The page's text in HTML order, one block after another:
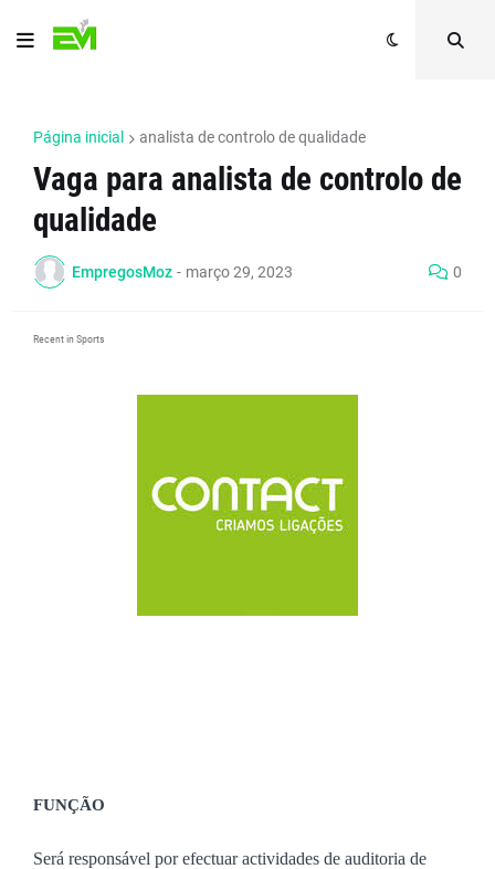
Página inicial analista de controlo de qualidade
Vaga para analista de controlo de
qualidade
EmpregosMoz - março 29, 2023 0
Recent in Sports
FUNÇÃO
Será responsável por efectuar actividades de auditoria de